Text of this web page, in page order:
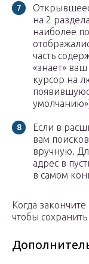
на 2
наиболее
часть
«знает»
курсор на
Если в
вам
вручную.
адрес в
в самом
Когда
чтобы